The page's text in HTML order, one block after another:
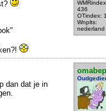
436
OTindex:
Wnplts:
nederland
omabep
dan dat je in